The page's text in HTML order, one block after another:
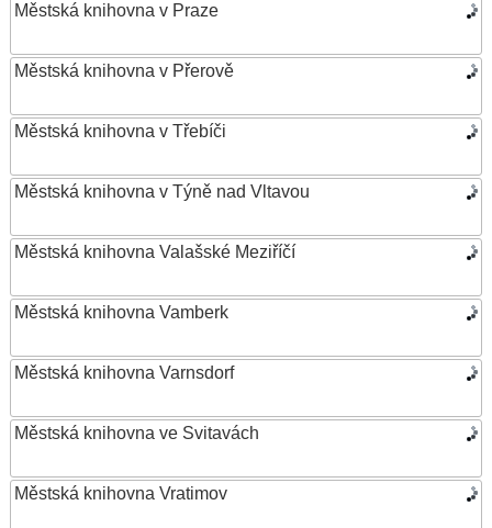
Městská knihovna v Praze
Městská knihovna v Přerově
Městská knihovna v Třebíči
Městská knihovna v Týně nad Vltavou
Městská knihovna Valašské Meziříčí
Městská knihovna Vamberk
Městská knihovna Varnsdorf
Městská knihovna ve Svitavách
Městská knihovna Vratimov